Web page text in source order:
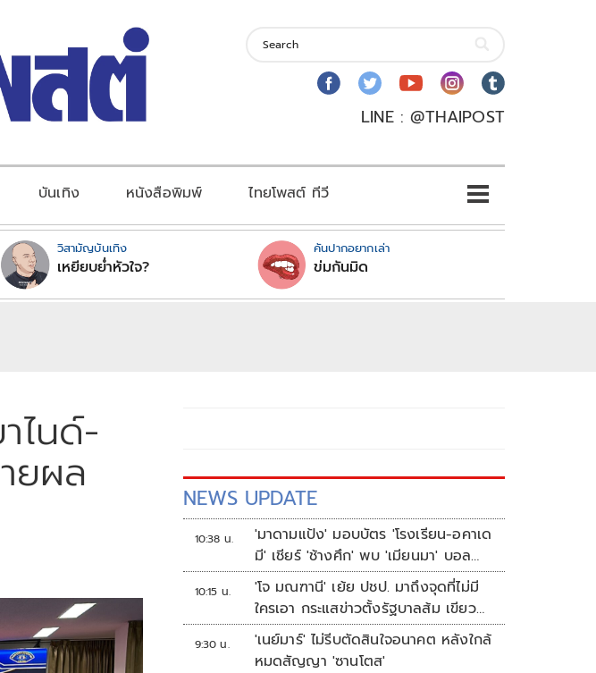
LINE : @THAIPOST
บันเทิง หนังสือพิมพ์ ไทยโพสต์ ทีวี
วิสามัญบันเทิง
เหยียบย่ำหัวใจ?
คันปากอยากเล่า
ข่มกันมิด
ไนด์-
ยผล NEWS UPDATE
10:38 น.
'มาดามแป้ง' มอบบัตร 'โรงเรียน-อคาเด
มี' เชียร์ 'ช้างศึก' พบ 'เมียนมา' บอล
อาเซียน
10:15 น.
'โจ มณฑานี' เย้ย ปชป. มาถึงจุดที่ไม่มี
ใครเอา กระแสข่าวตั้งรัฐบาลส้ม เขียว
แดง ก็ยังไม่มีฟ้าเลย
9:30 น.
'เนย์มาร์' ไม่รีบตัดสินใจอนาคต หลังใกล้
หมดสัญญา 'ซานโตส'